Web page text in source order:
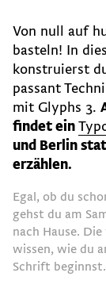
Von null auf
basteln! In
konstruierst
passant
mit Glyphs 3.
findet ein
und Berlin
erzählen.
Egal, ob du
gehst du am
nach Hause.
wissen, wie du
Schrift beginnst.